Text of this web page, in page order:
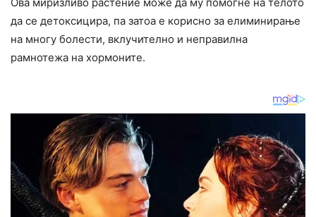
да се детоксицира, па затоа е корисно за елиминирање
на многу болести, вклучително и неправилна
рамнотежа на хормоните.